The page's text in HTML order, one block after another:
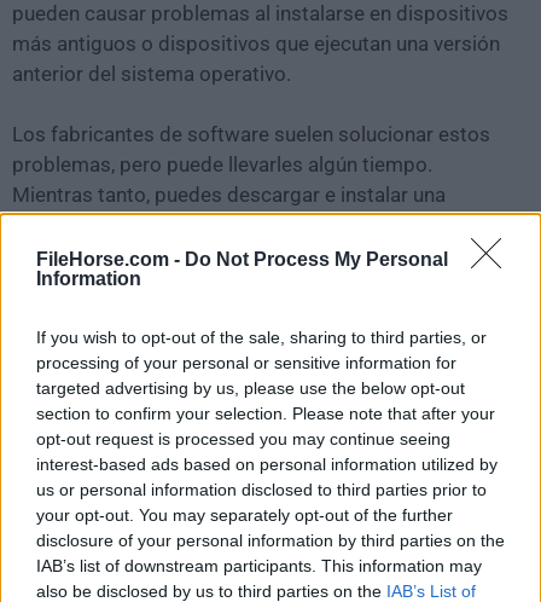
FileHorse.com - Do Not Process My Personal
Information
If you wish to opt-out of the sale, sharing to third parties, or
processing of your personal or sensitive information for
targeted advertising by us, please use the below opt-out
section to confirm your selection. Please note that after your
opt-out request is processed you may continue seeing
interest-based ads based on personal information utilized by
us or personal information disclosed to third parties prior to
your opt-out. You may separately opt-out of the further
disclosure of your personal information by third parties on the
IAB’s list of downstream participants. This information may
also be disclosed by us to third parties on the IAB’s List of
pueden causar problemas al instalarse en dispositivos
más antiguos o dispositivos que ejecutan una versión
anterior del sistema operativo.
Los fabricantes de software suelen solucionar estos
problemas, pero puede llevarles algún tiempo.
Mientras tanto, puedes descargar e instalar una
Para aquellos interesados en descargar la versión más
simplemente hazclic aquí.
Todas las versiones antiguas distribuidas en nuestro
sitio web son completamente libres de virus y están
disponibles para su descarga sin costo alguno.
Nos encantaría saber de ti
Si tienes alguna pregunta o idea que desees compartir